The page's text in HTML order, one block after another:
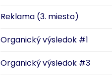
Reklama (3. miesto)
Organický výsledok #1
Organický výsledok #3